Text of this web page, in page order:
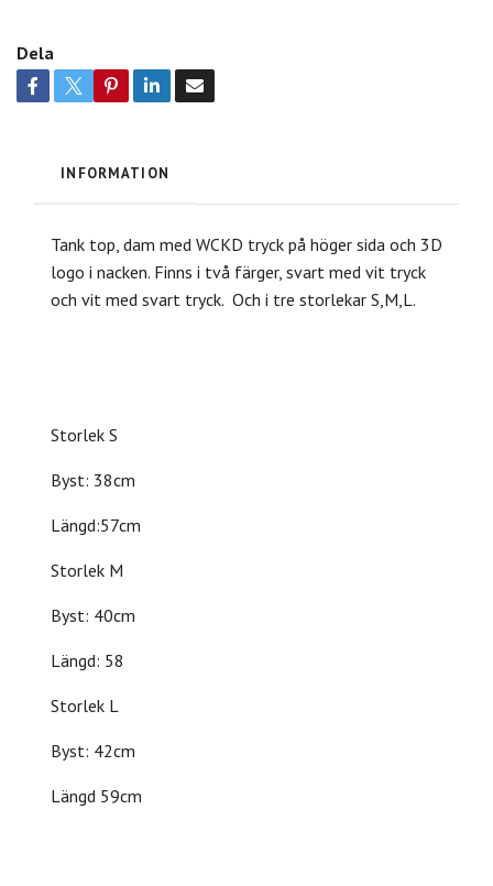
Dela
INFORMATION
Tank top, dam med WCKD tryck på höger sida och 3D
logo i nacken. Finns i två färger, svart med vit tryck
och vit med svart tryck. Och i tre storlekar S,M,L.
Storlek S
Byst: 38cm
Längd:57cm
Storlek M
Byst: 40cm
Längd: 58
Storlek L
Byst: 42cm
Längd 59cm